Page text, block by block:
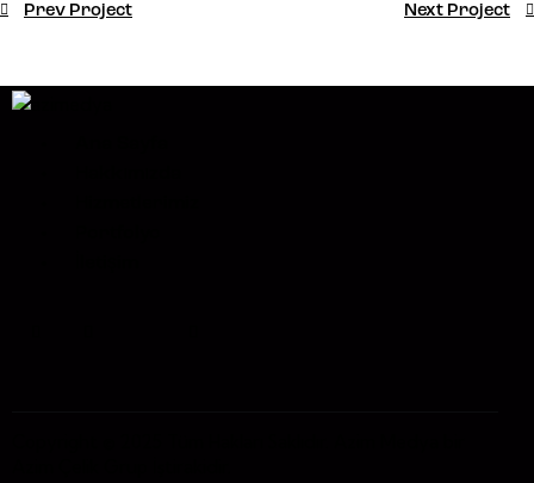
Prev Project Next Project